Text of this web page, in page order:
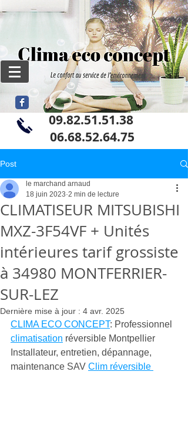
09.82.51.51.38
06.68.52.64.75
Post
CLIMATISEUR MITSUBISHI
MXZ-3F54VF + Unités
intérieures tarif grossiste
à 34980 MONTFERRIER-
SUR-LEZ
le marchand arnaud
18 juin 2023 2 min de lecture
Dernière mise à jour : 4 avr. 2025
CLIMA ECO CONCEPT: Professionnel
climatisation réversible Montpellier
Installateur, entretien, dépannage,
maintenance SAV Clim réversible